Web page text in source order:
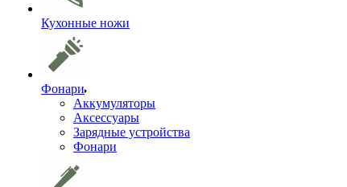
Кухонные ножи
Фонари
Аккумуляторы
Аксессуары
Зарядные устройства
Фонари